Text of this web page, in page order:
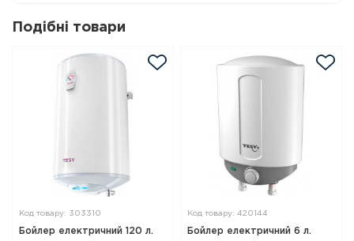
Подібні товари
Код товару: 303310
Бойлер електричний 120 л.
Код товару: 420144
Бойлер електричний 6 л.